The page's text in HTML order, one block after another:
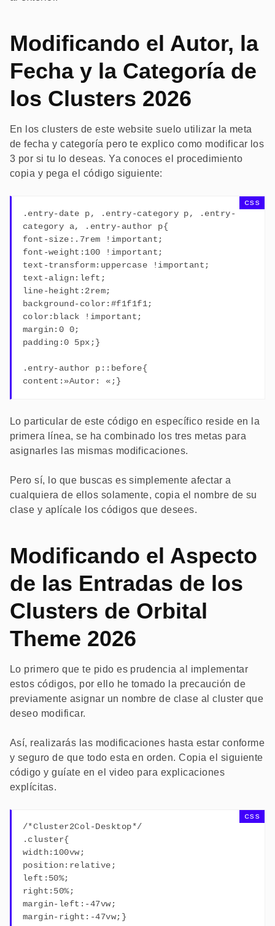
Modificando el Autor, la
Fecha y la Categoría de
los Clusters 2026
En los clusters de este website suelo utilizar la meta
de fecha y categoría pero te explico como modificar los
3 por si tu lo deseas. Ya conoces el procedimiento
copia y pega el código siguiente:
.entry-date p, .entry-category p, .entry-
category a, .entry-author p{
font-size:.7rem !important;
font-weight:100 !important;
text-transform:uppercase !important;
text-align:left;
line-height:2rem;
background-color:#f1f1f1;
color:black !important;
margin:0 0;
padding:0 5px;}
.entry-author p::before{
content:»Autor: «;}
Lo particular de este código en específico reside en la
primera línea, se ha combinado los tres metas para
asignarles las mismas modificaciones.
Pero sí, lo que buscas es simplemente afectar a
cualquiera de ellos solamente, copia el nombre de su
clase y aplícale los códigos que desees.
Modificando el Aspecto
de las Entradas de los
Clusters de Orbital
Theme 2026
Lo primero que te pido es prudencia al implementar
estos códigos, por ello he tomado la precaución de
previamente asignar un nombre de clase al cluster que
deseo modificar.
Así, realizarás las modificaciones hasta estar conforme
y seguro de que todo esta en orden. Copia el siguiente
código y guíate en el video para explicaciones
explícitas.
/*Cluster2Col-Desktop*/
.cluster{
width:100vw;
position:relative;
left:50%;
right:50%;
margin-left:-47vw;
margin-right:-47vw;}